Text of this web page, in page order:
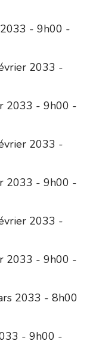
- 9h00 -
2033 -
2033 - 9h00 -
2033 -
2033 - 9h00 -
2033 -
2033 - 9h00 -
2033 - 8h00
- 9h00 -